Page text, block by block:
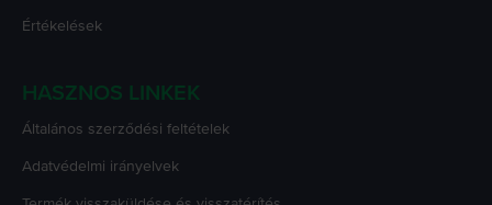
Értékelések
HASZNOS LINKEK
Általános szerződési feltételek
Adatvédelmi irányelvek